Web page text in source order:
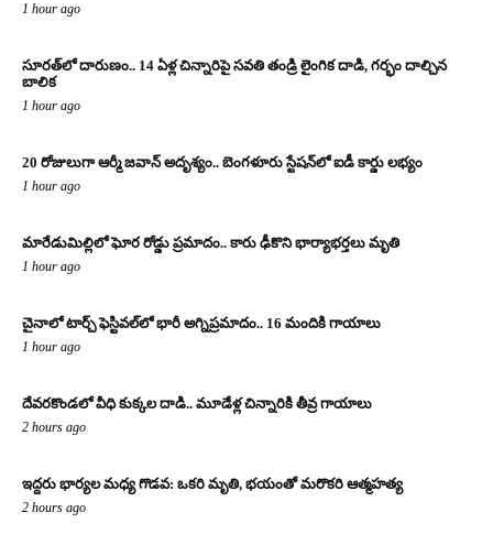
1 hour ago
సూరత్‌లో దారుణం.. 14 ఏళ్ల చిన్నారిపై సవతి తండ్రి లైంగిక దాడి, గర్భం దాల్చిన
బాలిక
1 hour ago
20 రోజులుగా ఆర్మీ జవాన్ అదృశ్యం.. బెంగళూరు స్టేషన్‌లో ఐడీ కార్డు లభ్యం
1 hour ago
మారేడుమిల్లిలో ఘోర రోడ్డు ప్రమాదం.. కారు ఢీకొని భార్యాభర్తలు మృతి
1 hour ago
చైనాలో టార్చ్ ఫెస్టివల్‌లో భారీ అగ్నిప్రమాదం.. 16 మందికి గాయాలు
1 hour ago
దేవరకొండలో వీధి కుక్కల దాడి.. మూడేళ్ల చిన్నారికి తీవ్ర గాయాలు
2 hours ago
ఇద్దరు భార్యల మధ్య గొడవ: ఒకరి మృతి, భయంతో మరొకరి ఆత్మహత్య
2 hours ago